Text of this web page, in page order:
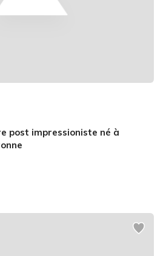
post impressioniste né à